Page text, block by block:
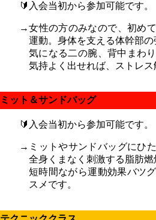
🔰入会当初から参加可能です。
→女性の方のみなので、初め
運動。身体を支える体幹部
気になる二の腕、背中まわ
気持よく出せれば、ストレ
ミット＆サンドバッグ
🔰入会当初から参加可能です。
→ミットやサンドバッグにひ
全身くまなく刺激する脂肪
短時間ながら運動効果バツ
スメです。